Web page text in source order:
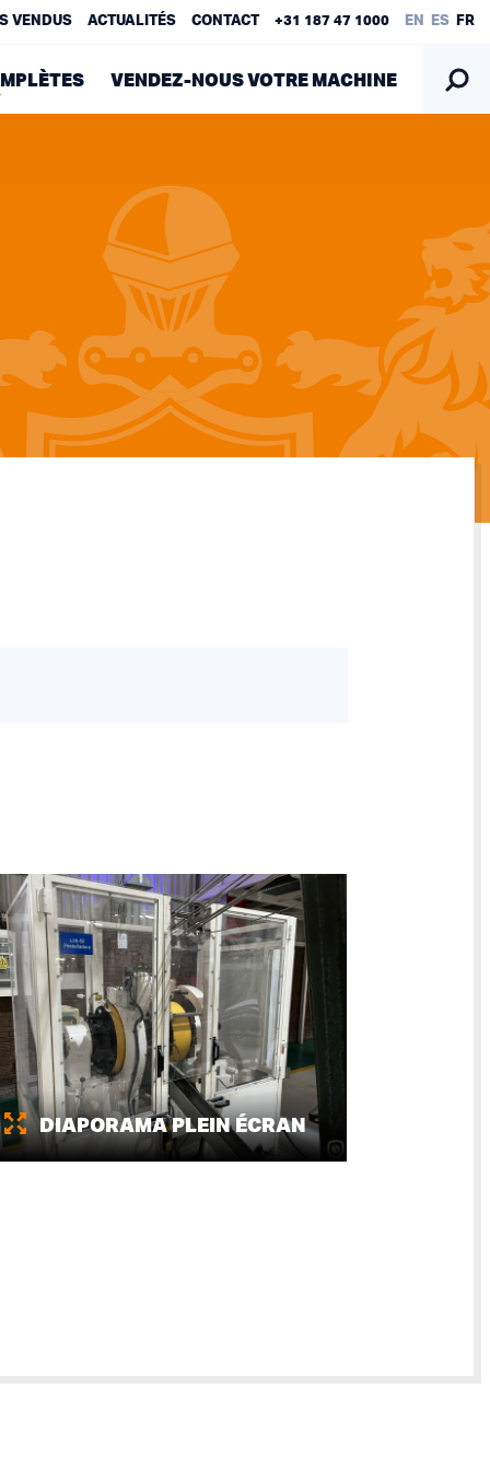
VENDUS ACTUALITÉS CONTACT +31 187 47 1000 EN ES FR
VENDEZ-NOUS VOTRE MACHINE
DIAPORAMA PLEIN ÉCRAN